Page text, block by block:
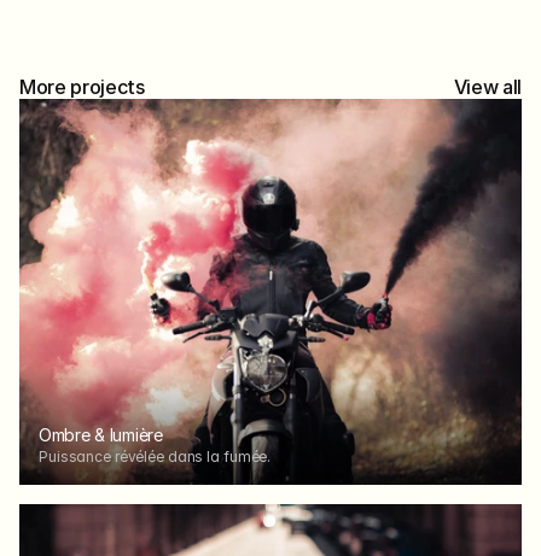
More projects View all
Ombre & lumière
Puissance révélée dans la fumée.